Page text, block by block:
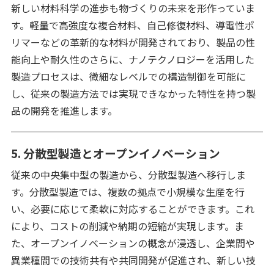
新しい材料科学の進歩も物づくりの未来を形作っていま
す。軽量で高強度な複合材料、自己修復材料、導電性ポ
リマーなどの革新的な材料が開発されており、製品の性
能向上や耐久性のさらに、ナノテクノロジーを活用した
製造プロセスは、微細なレベルでの構造制御を可能に
し、従来の製造方法では実現できなかった特性を持つ製
品の開発を推進します。
5. 分散型製造とオープンイノベーション
従来の中央集中型の製造から、分散型製造へ移行しま
す。分散型製造では、複数の拠点で小規模な生産を行
い、必要に応じて柔軟に対応することができます。これ
により、コストの削減や納期の短縮が実現します。ま
た、オープンイノベーションの概念が浸透し、企業間や
異業種間での技術共有や共同開発が促進され、新しい技